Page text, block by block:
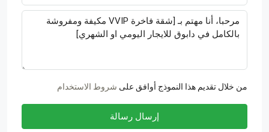
من خلال تقديم هذا النموذج أوافق على شروط الاستخدام
إرسال رسالة